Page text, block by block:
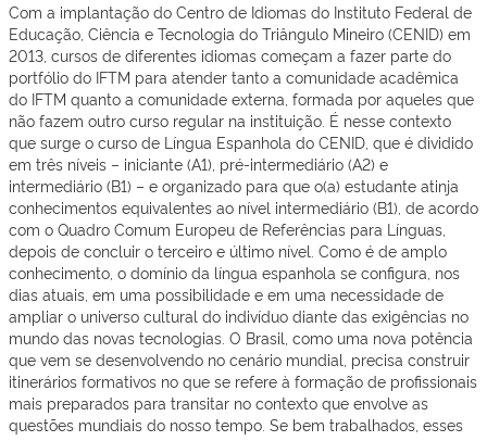
Com a implantação do Centro de Idiomas do Instituto Federal de
Educação, Ciência e Tecnologia do Triângulo Mineiro (CENID) em
2013, cursos de diferentes idiomas começam a fazer parte do
portfólio do IFTM para atender tanto a comunidade acadêmica
do IFTM quanto a comunidade externa, formada por aqueles que
não fazem outro curso regular na instituição. É nesse contexto
que surge o curso de Língua Espanhola do CENID, que é dividido
em três níveis – iniciante (A1), pré-intermediário (A2) e
intermediário (B1) – e organizado para que o(a) estudante atinja
conhecimentos equivalentes ao nível intermediário (B1), de acordo
com o Quadro Comum Europeu de Referências para Línguas,
depois de concluir o terceiro e último nível. Como é de amplo
conhecimento, o domínio da língua espanhola se configura, nos
dias atuais, em uma possibilidade e em uma necessidade de
ampliar o universo cultural do indivíduo diante das exigências no
mundo das novas tecnologias. O Brasil, como uma nova potência
que vem se desenvolvendo no cenário mundial, precisa construir
itinerários formativos no que se refere à formação de profissionais
mais preparados para transitar no contexto que envolve as
questões mundiais do nosso tempo. Se bem trabalhados, esses